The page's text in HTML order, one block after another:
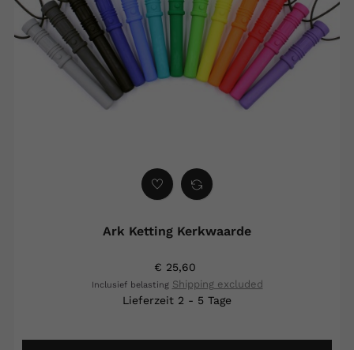
Ark Ketting Kerkwaarde
€ 25,60
Inclusief belasting Shipping excluded
Lieferzeit 2 - 5 Tage